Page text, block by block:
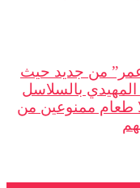
عمر” من جديد حيث
بالسلاسل
طعام ممنوعين من